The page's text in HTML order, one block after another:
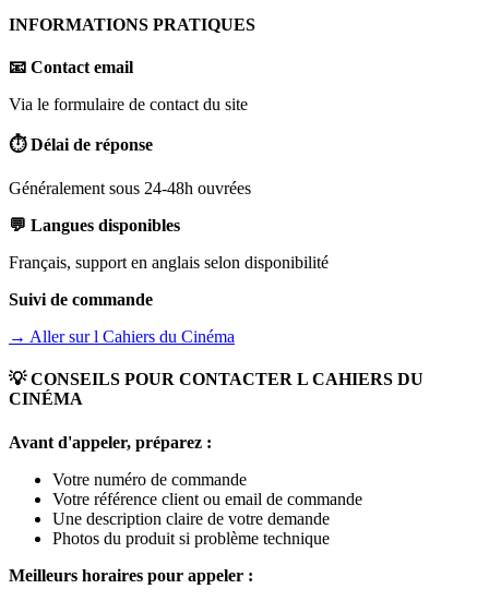
INFORMATIONS PRATIQUES
📧 Contact email
Via le formulaire de contact du site
⏱️ Délai de réponse
Généralement sous 24-48h ouvrées
💬 Langues disponibles
Français, support en anglais selon disponibilité
Suivi de commande
→ Aller surl Cahiers du Cinéma
💡 CONSEILS POUR CONTACTER L CAHIERS DU
CINÉMA
Avant d'appeler, préparez :
Votre numéro de commande
Votre référence client ou email de commande
Une description claire de votre demande
Photos du produit si problème technique
Meilleurs horaires pour appeler :